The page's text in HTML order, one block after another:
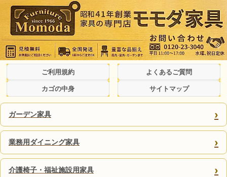
ご利用規約 よくあるご質問
カゴの中身 サイトマップ
ガーデン家具 ›
業務用ダイニング家具 ›
介護椅子・福祉施設用家具 ›